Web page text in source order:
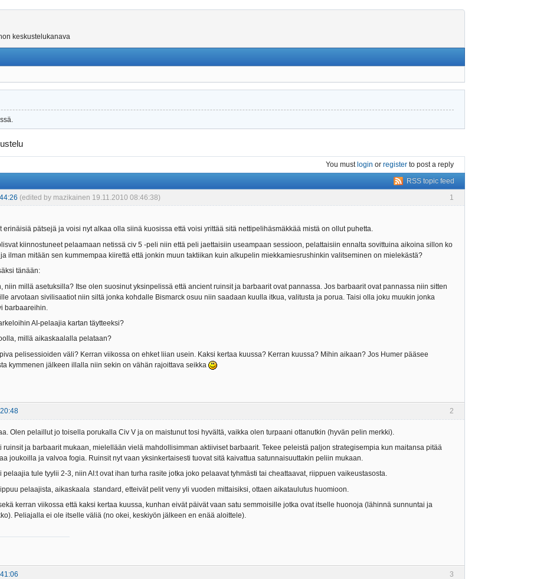
keskustelukanava
You must login or register to post a reply
RSS topic feed
1
(edited by mazikainen 19.11.2010 08:46:38)
erinäisiä pätsejä ja voisi nyt alkaa olla siinä kuosissa että voisi yrittää sitä nettipelihäsmäkkää mistä on ollut puhetta.
kiinnostuneet pelaamaan netissä civ 5 -peli niin että peli jaettaisiin useampaan sessioon, pelattaisiin ennalta sovittuina aikoina sillon ko
ilman mitään sen kummempaa kiirettä että jonkin muun taktiikan kuin alkupelin miekkamiesrushinkin valitseminen on mielekästä?
tänään:
niin millä asetuksilla? Itse olen suosinut yksinpelissä että ancient ruinsit ja barbaarit ovat pannassa. Jos barbaarit ovat pannassa niin sitten
arvotaan sivilisaatiot niin siltä jonka kohdalle Bismarck osuu niin saadaan kuulla itkua, valitusta ja porua. Taisi olla joku muukin jonka
barbaareihin.
AI-pelaajia kartan täytteeksi?
millä aikaskaalalla pelataan?
pelisessioiden väli? Kerran viikossa on ehket liian usein. Kaksi kertaa kuussa? Kerran kuussa? Mihin aikaan? Jos Humer pääsee
kymmenen jälkeen illalla niin sekin on vähän rajoittava seikka
2
Olen pelaillut jo toisella porukalla Civ V ja on maistunut tosi hyvältä, vaikka olen turpaani ottanutkin (hyvän pelin merkki).
ruinsit ja barbaarit mukaan, mielellään vielä mahdollisimman aktiiviset barbaarit. Tekee peleistä paljon strategisempia kun maitansa pitää
joukoilla ja valvoa fogia. Ruinsit nyt vaan yksinkertaisesti tuovat sitä kaivattua satunnaisuuttakin peliin mukaan.
pelaajia tule tyylii 2-3, niin AI:t ovat ihan turha rasite jotka joko pelaavat tyhmästi tai cheattaavat, riippuen vaikeustasosta.
pelaajista, aikaskaala standard, etteivät pelit veny yli vuoden mittaisiksi, ottaen aikataulutus huomioon.
kerran viikossa että kaksi kertaa kuussa, kunhan eivät päivät vaan satu semmoisille jotka ovat itselle huonoja (lähinnä sunnuntai ja
Peliajalla ei ole itselle väliä (no okei, keskiyön jälkeen en enää aloittele).
3